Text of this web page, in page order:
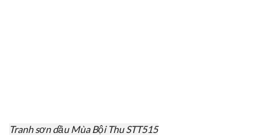
Tranh sơn dầu Mùa Bội Thu STT515